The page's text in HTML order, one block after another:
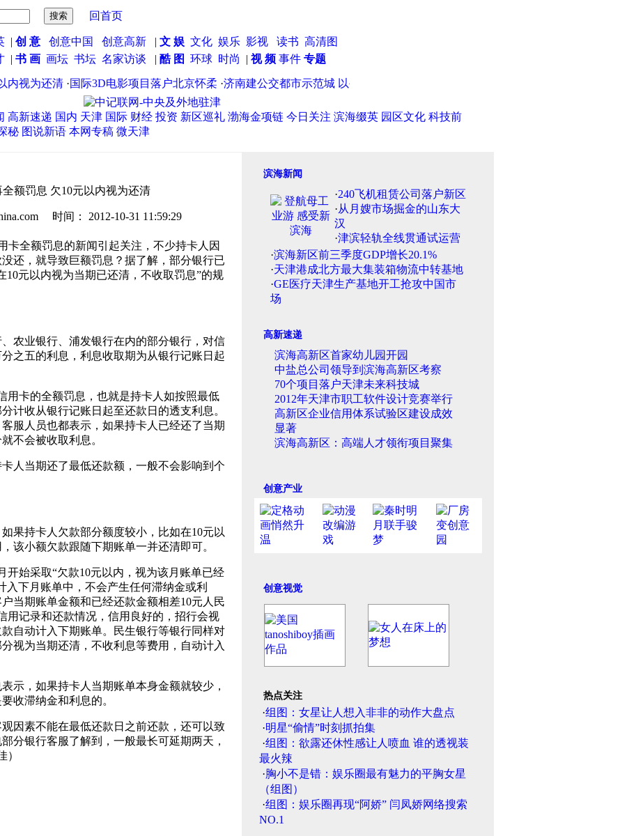
回首页
| 创 意 创意中国 创意高新 | 文 娱 文化 娱乐 影视 读书 高清图
| 书 画 画坛 书坛 名家访谈 | 酷 图 环球 时尚 | 视 频事件 专题
视为还清·国际3D电影项目落户北京怀柔·济南建公交都市示范城 以公共交通引领发展
高新速递 国内 天津 国际 财经 投资 新区巡礼 渤海金项链 今日关注 滨海缀英 园区文化 科技前
秘 图说新语 本网专稿 微天津
额罚息 欠10元以内视为还清
时间： 2012-10-31 11:59:29
卡全额罚息的新闻引起关注，不少持卡人因
还，就导致巨额罚息？据了解，部分银行已
10元以内视为当期已还清，不收取罚息”的规
业银行、浦发银行在内的部分银行，对信
之五的利息，利息收取期为从银行记账日起
卡的全额罚息，也就是持卡人如按照最低
计收从银行记账日起至还款日的透支利息。
服人员也都表示，如果持卡人已经还了当期
不会被收取利息。
当期还了最低还款额，一般不会影响到个
持卡人欠款部分额度较小，比如在10元以
该小额欠款跟随下期账单一并还清即可。
始采取“欠款10元以内，视为该月账单已经
入下月账单中，不会产生任何滞纳金或利
当期账单金额和已经还款金额相差10元人民
用记录和还款情况，信用良好的，招行会视
自动计入下期账单。民生银行等银行同样对
视为当期还清，不收利息等费用，自动计入
，如果持卡人当期账单本身金额就较少，
收滞纳金和利息的。
素不能在最低还款日之前还款，还可以致
分银行客服了解到，一般最长可延期两天，
）
滨海新闻
·240飞机租赁公司落户新区
·从月嫂市场掘金的山东大
汉
·津滨轻轨全线贯通试运营
·滨海新区前三季度GDP增长20.1%
·天津港成北方最大集装箱物流中转基地
·GE医疗天津生产基地开工抢攻中国市
场
高新速递
滨海高新区首家幼儿园开园
中盐总公司领导到滨海高新区考察
70个项目落户天津未来科技城
2012年天津市职工软件设计竞赛举行
高新区企业信用体系试验区建设成效
显著
滨海高新区：高端人才领衔项目聚集
创意产业
创意视觉
热点关注
·组图：女星让人想入非非的动作大盘点
·明星“偷情”时刻抓拍集
·组图：欲露还休性感让人喷血 谁的透视装
最火辣
·胸小不是错：娱乐圈最有魅力的平胸女星
（组图）
·组图：娱乐圈再现“阿娇” 闫凤娇网络搜索
NO.1